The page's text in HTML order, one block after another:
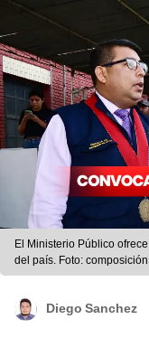
El Ministerio Público
del país. Foto:
Perú
Diego Sanchez